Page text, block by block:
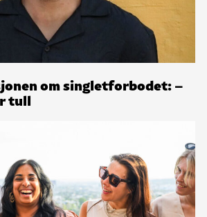
om singletforbodet: –
tull